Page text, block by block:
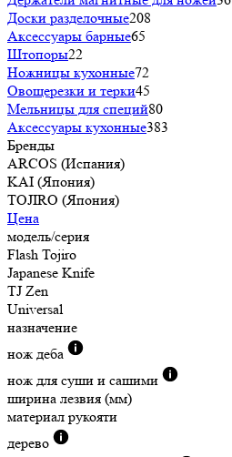
Доски разделочные208
Аксессуары барные65
Штопоры22
Ножницы кухонные72
Овощерезки и терки45
Мельницы для специй80
Аксессуары кухонные383
Бренды
ARCOS (Испания)
KAI (Япония)
TOJIRO (Япония)
Цена
модель/серия
Flash Tojiro
Japanese Knife
TJ Zen
Universal
назначение
нож деба
нож для суши и сашими
ширина лезвия (мм)
материал рукояти
дерево